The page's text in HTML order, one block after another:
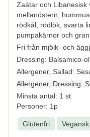
Zaátar och Libanesisk
mellanöstern,
rödkål, rödlök, svarta
pumpakärnor och
Fri från mjölk- och
Dressing: Balsamico-
Allergener, Sallad:
Allergener, Dressing:
Minsta antal: 1 st
Personer: 1p
Glutenfri Vegansk